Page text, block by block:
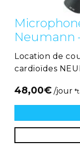
Neumann
Location de
cardioïdes
48,00€ /jour